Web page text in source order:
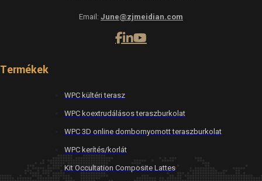
Email: June@zjmeidian.com
Termékek
WPC kültéri terasz
WPC koextrudálásos teraszburkolat
WPC 3D online dombornyomott teraszburkolat
WPC kerítés/korlát
Kit Occultation Composite Lattes